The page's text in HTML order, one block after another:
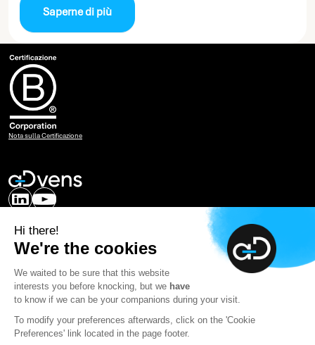
Hi there!
We're the cookies
We waited to be sure that this website
interests you before knocking, but we have
to know if we can be your companions during your visit.
To modify your preferences afterwards, click on the 'Cookie
Preferences' link located in the page footer.
Saperne di più
Nota sulla Certificazione
Selezione del personale
A proposito di Advens
Contatto
SOC
Newsletter